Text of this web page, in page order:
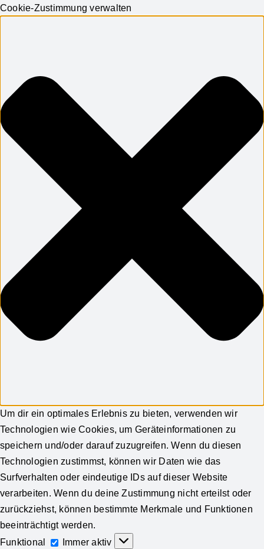
Cookie-Zustimmung verwalten
Um dir ein optimales Erlebnis zu bieten, verwenden wir
Technologien wie Cookies, um Geräteinformationen zu
speichern und/oder darauf zuzugreifen. Wenn du diesen
Technologien zustimmst, können wir Daten wie das
Surfverhalten oder eindeutige IDs auf dieser Website
verarbeiten. Wenn du deine Zustimmung nicht erteilst oder
zurückziehst, können bestimmte Merkmale und Funktionen
beeinträchtigt werden.
Funktional
Funktional
Immer aktiv